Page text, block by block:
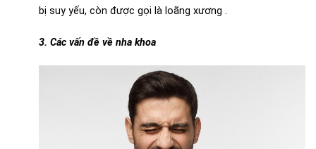
bị suy yếu, còn được gọi là loãng xương .
3. Các vấn đề về nha khoa